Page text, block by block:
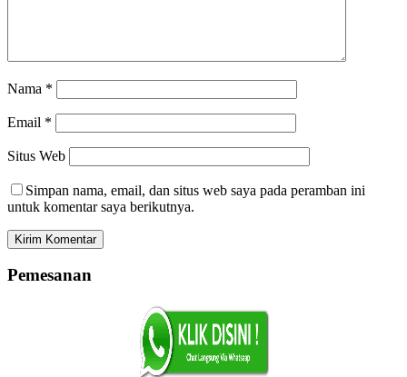
Nama *
Email *
Situs Web
Simpan nama, email, dan situs web saya pada peramban ini
untuk komentar saya berikutnya.
Pemesanan